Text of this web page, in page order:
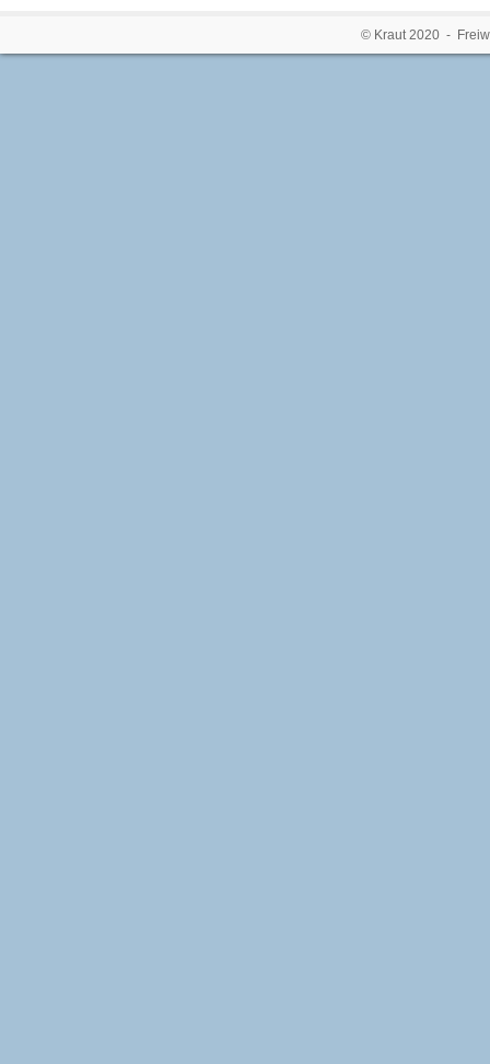
© Kraut 2020 -